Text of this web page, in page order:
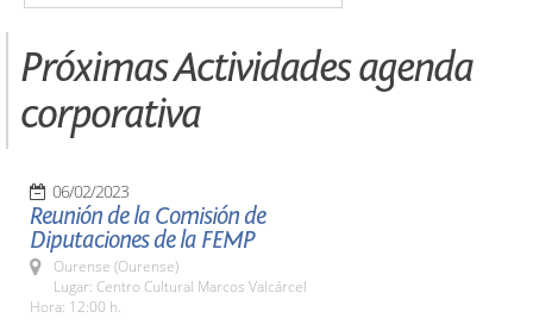
Próximas Actividades agenda
corporativa
06/02/2023
Reunión de la Comisión de
Diputaciones de la FEMP
Ourense (Ourense)
Lugar: Centro Cultural Marcos Valcárcel
Hora: 12:00 h.